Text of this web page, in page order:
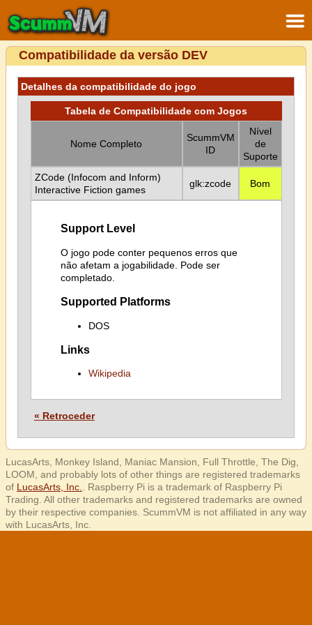
Compatibilidade da versão DEV
Detalhes da compatibilidade do jogo
Tabela de Compatibilidade com Jogos
Nome Completo
ScummVM
ID
Nível
de
Suporte
ZCode (Infocom and Inform)
Interactive Fiction games
glk:zcode Bom
Support Level
O jogo pode conter pequenos erros que
não afetam a jogabilidade. Pode ser
completado.
Supported Platforms
DOS
Links
Wikipedia
« Retroceder
LucasArts, Monkey Island, Maniac Mansion, Full Throttle, The Dig,
LOOM, and probably lots of other things are registered trademarks
of LucasArts, Inc.
. Raspberry Pi is a trademark of Raspberry Pi
Trading. All other trademarks and registered trademarks are owned
by their respective companies. ScummVM is not affiliated in any way
with LucasArts, Inc.